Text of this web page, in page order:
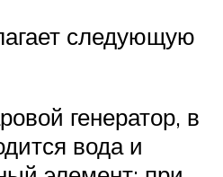
следующую
генератор, в
вода и